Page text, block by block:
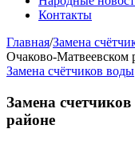
Контакты
Главная/Замена
Очаково-Матвеевском
Замена счётчиков воды
Замена
районе